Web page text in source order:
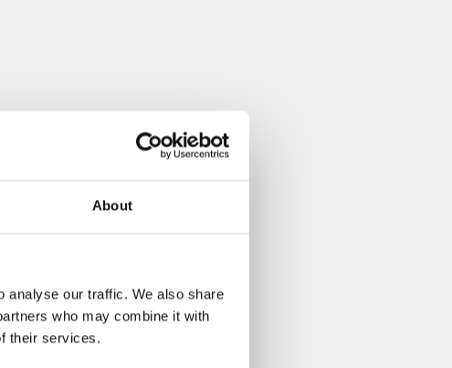
About
analyse our traffic. We also share
who may combine it with
their services.